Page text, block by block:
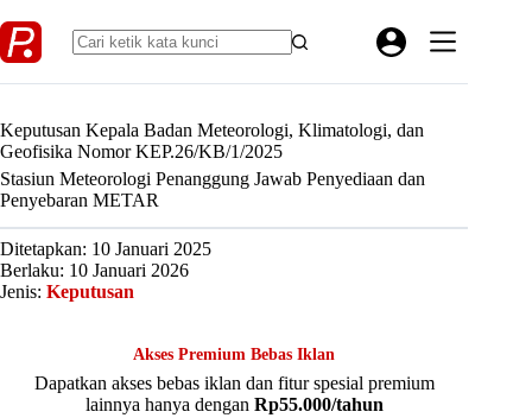
to
content
Keputusan Kepala Badan Meteorologi, Klimatologi, dan
Geofisika Nomor KEP.26/KB/1/2025
Stasiun Meteorologi Penanggung Jawab Penyediaan dan
Penyebaran METAR
Ditetapkan: 10 Januari 2025
Berlaku: 10 Januari 2026
Jenis: Keputusan
Akses Premium Bebas Iklan
Dapatkan akses bebas iklan dan fitur spesial premium
lainnya hanya dengan Rp55.000/tahun